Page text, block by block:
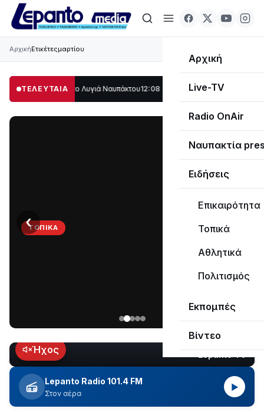
Αρχική
Live-TV
Radio OnAir
Ναυπακτία
Ειδήσεις
Επικαιρότητα
Τοπικά
Αθλητικά
Πολιτισμός
Εκπομπές
Βίντεο
ΑρχικήΕτικέτεςμαρτίου
ΤΕΛΕΥΤΑΙΑ
μέρος στο Λυγιά Ναυπάκτου12:08 Σε τροχιά υλοποίησης η Παράκαμψη
ΤΟΠΙΚΆ
Ναυπάκτου
εδώ
και
περίπου
δύο
ώρες
‹
LIVEΉχος
Lepanto Radio 101.4 FM
Στον αέρα
▶